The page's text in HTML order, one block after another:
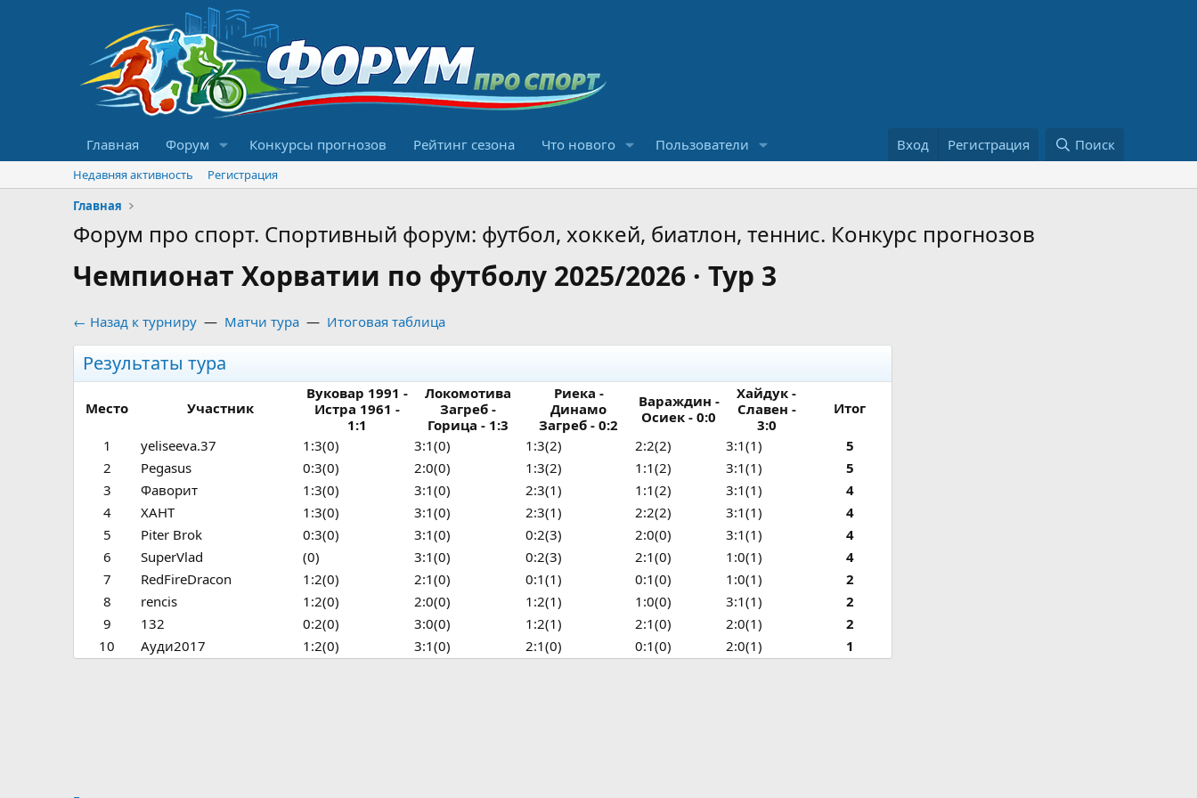
Главная Форум Конкурсы прогнозов Рейтинг сезона Что нового Пользователи Вход Регистрация Поиск
Недавняя активность
Регистрация
Главная
Форум про спорт. Спортивный форум: футбол, хоккей, биатлон, теннис. Конкурс прогнозов
Чемпионат Хорватии по футболу 2025/2026 · Тур 3
← Назад к турниру — Матчи тура — Итоговая таблица
Результаты тура
Место Участник
Вуковар 1991 -
Истра 1961 -
1:1
Локомотива
Загреб -
Горица - 1:3
Риека -
Динамо
Загреб - 0:2
Вараждин -
Осиек - 0:0
Хайдук -
Славен -
3:0
Итог
1 yeliseeva.37 1:3(0) 3:1(0) 1:3(2) 2:2(2) 3:1(1)
5
2
Pegasus 0:3(0) 2:0(0) 1:3(2) 1:1(2) 3:1(1)
5
3
Фаворит 1:3(0) 3:1(0) 2:3(1) 1:1(2) 3:1(1)
4
4
ХАНТ 1:3(0) 3:1(0) 2:3(1) 2:2(2) 3:1(1)
4
5
Piter Brok 0:3(0) 3:1(0) 0:2(3) 2:0(0) 3:1(1)
4
6
SuperVlad (0) 3:1(0) 0:2(3) 2:1(0) 1:0(1)
4
7
RedFireDracon 1:2(0) 2:1(0) 0:1(1) 0:1(0) 1:0(1)
2
8
rencis 1:2(0) 2:0(0) 1:2(1) 1:0(0) 3:1(1)
2
9
132 0:2(0) 3:0(0) 1:2(1) 2:1(0) 2:0(1)
2
10
Ауди2017 1:2(0) 3:1(0) 2:1(0) 0:1(0) 2:0(1) 1